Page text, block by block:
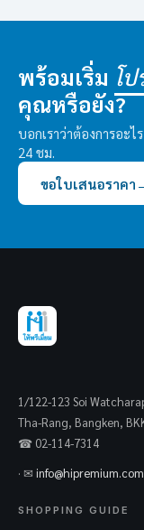
พร้อมเริ่ม โ
คุณหรือยัง?
บอกเราว่าต้องการอะ
24 ชม.
ขอใบเสนอราคา
1/122-123 Soi
Tha-Rang, Bangken,
☎ 02-114-7314
· ✉ info@hipremium.com
SHOPPING GUIDE